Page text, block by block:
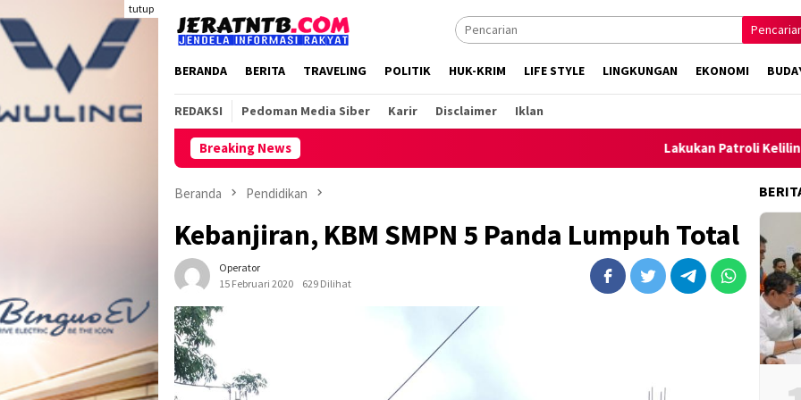
ke
konten
tutup
BERANDA BERITA TRAVELING POLITIK HUK-KRIM LIFE STYLE LINGKUNGAN EKONOMI
REDAKSI Pedoman Media Siber Karir Disclaimer Iklan
Breaking News Lakukan Patroli Keliling, Polsek
Beranda Pendidikan
Kebanjiran, KBM SMPN 5 Panda Lumpuh Total
Operator
15 Februari 2020
629 Dilihat